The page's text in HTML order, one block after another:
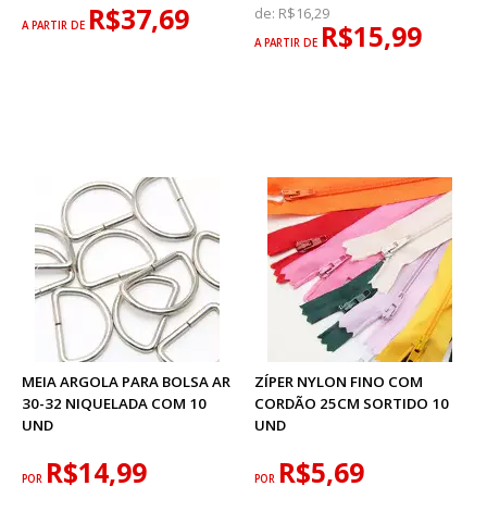
A PARTIR DE R$37,69 de: R$16,29
A PARTIR DE R$15,99
MEIA ARGOLA PARA BOLSA AR
30-32 NIQUELADA COM 10
UND
POR R$14,99
ZÍPER NYLON FINO COM
CORDÃO 25CM SORTIDO 10
UND
POR R$5,69